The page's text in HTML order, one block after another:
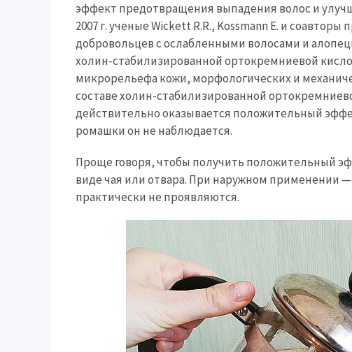
эффект предотвращения выпадения волос и
2007 г. ученые Wickett R.R., Kossmann E. и
добровольцев с ослабленными волосами и
холин-стабилизированной ортокремниевой
микрорельефа кожи, морфологических и
составе холин-стабилизированной
действительно оказывается положительный
ромашки он не наблюдается.
Проще говоря, чтобы получить положительный
виде чая или отвара. При наружном применении
практически не проявляются.